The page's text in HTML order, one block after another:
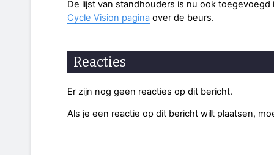
De lijst van standhouders is nu ook
Cycle Vision pagina over de beurs.
Reacties
Er zijn nog geen reacties op dit bericht.
Als je een reactie op dit bericht wilt plaatsen,